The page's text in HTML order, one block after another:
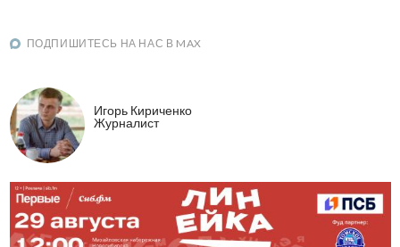
ПОДПИШИТЕСЬ НА НАС В MAX
Игорь Кириченко
Журналист